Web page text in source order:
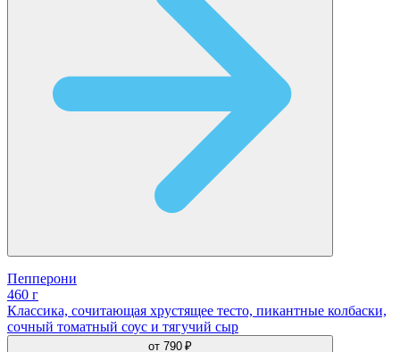
Пепперони
460 г
Классика, сочитающая хрустящее тесто, пикантные колбаски,
сочный томатный соус и тягучий сыр
от 790 ₽